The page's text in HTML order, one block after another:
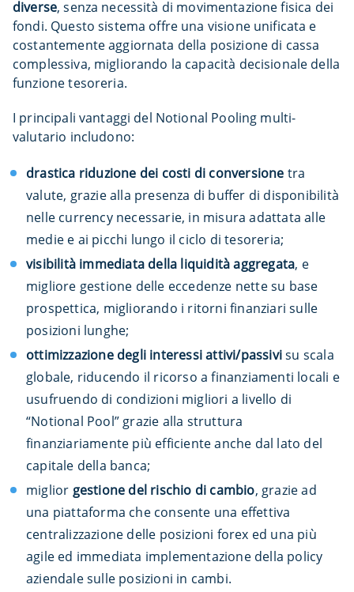
diverse, senza necessità di movimentazione fisica dei
fondi. Questo sistema offre una visione unificata e
costantemente aggiornata della posizione di cassa
complessiva, migliorando la capacità decisionale della
funzione tesoreria.
I principali vantaggi del Notional Pooling multi-
valutario includono:
drastica riduzione dei costi di conversione tra
valute, grazie alla presenza di buffer di disponibilità
nelle currency necessarie, in misura adattata alle
medie e ai picchi lungo il ciclo di tesoreria;
visibilità immediata della liquidità aggregata, e
migliore gestione delle eccedenze nette su base
prospettica, migliorando i ritorni finanziari sulle
posizioni lunghe;
ottimizzazione degli interessi attivi/passivisu scala
globale, riducendo il ricorso a finanziamenti locali e
usufruendo di condizioni migliori a livello di
“Notional Pool” grazie alla struttura
finanziariamente più efficiente anche dal lato del
capitale della banca;
miglior gestione del rischio di cambio, grazie ad
una piattaforma che consente una effettiva
centralizzazione delle posizioni forex ed una più
agile ed immediata implementazione della policy
aziendale sulle posizioni in cambi.